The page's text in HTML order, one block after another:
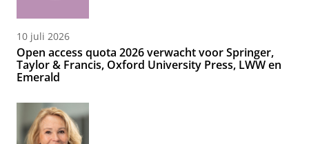
10 juli 2026
Open access quota 2026 verwacht voor Springer,
Taylor & Francis, Oxford University Press, LWW en
Emerald